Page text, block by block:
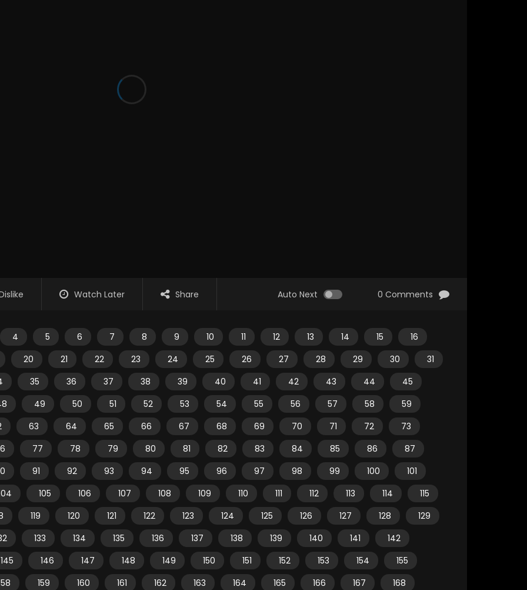
Watch Later Share Auto Next 0 Comments
4 5 6 7 8 9 10 11 12 13 14 15
16
20
21 22 23 24 25 26 27 28 29 30
31
35 36 37 38 39 40 41 42 43 44
45
49 50 51 52 53 54 55 56 57 58
59
63 64 65 66 67 68 69 70 71 72
73
77 78 79 80 81 82 83 84 85 86
87
91 92 93 94 95 96 97 98 99 100
101
105 106 107 108 109 110 111 112 113 114
115
119 120 121 122 123 124 125 126 127 128
129
133 134 135 136 137 138 139 140 141
142
145
146 147 148 149 150 151 152 153 154
155
159 160 161 162 163 164 165 166 167
168